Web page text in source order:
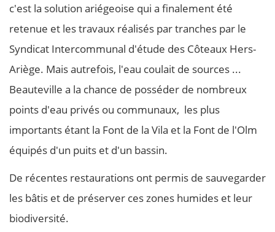
c'est la solution ariégeoise qui a finalement été
retenue et les travaux réalisés par tranches par le
Syndicat Intercommunal d'étude des Côteaux Hers-
Ariège. Mais autrefois, l'eau coulait de sources ...
Beauteville a la chance de posséder de nombreux
points d'eau privés ou communaux, les plus
importants étant la Font de la Vila et la Font de l'Olm
équipés d'un puits et d'un bassin.
De récentes restaurations ont permis de sauvegarder
les bâtis et de préserver ces zones humides et leur
biodiversité.